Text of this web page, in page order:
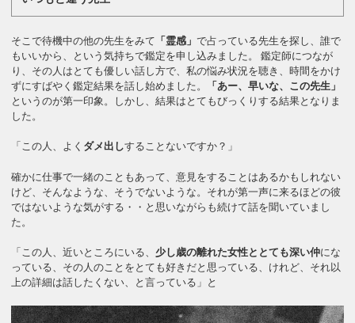
そこで待機中の他の先生をみて 「霊感」で占っている先生を探し、誰で
もいいから、という気持ちで鑑定を申し込みました。 鑑定師につなが
り、その人はとても優しい話し方で、私の悩み状況を聴き、時間をかけ
ずにすばやく鑑定結果を話し始めました。
「あー、早いな、この先生」
というのが第一印象。しかし、結果はとてもびっくりする結果となりま
した。
「この人、よく ダメ出しすることないですか？」
確かに仕事で一緒のこともあって、意見をすることはあるかもしれない
けど、そんなような、そうでないような。それが第一声に来るほどの彼
ではないような気がする・・と思いながらも続けて話を聞いていまし
た。
「この人、近いところにいる、少し歳の離れた女性ととても深い仲にな
っている、その人のことをとても好きだと思っている、けれど、それ以
上の詳細は話したくない、と言っている」と